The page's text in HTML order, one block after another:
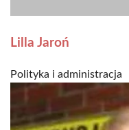
Lilla Jaroń
Polityka i administracja